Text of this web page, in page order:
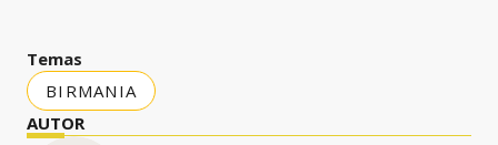
Temas
BIRMANIA
AUTOR